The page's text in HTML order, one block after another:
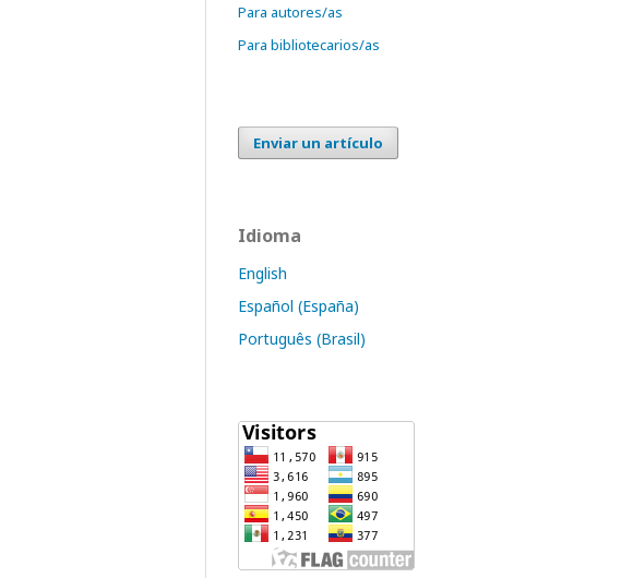
Para autores/as
Para bibliotecarios/as
Enviar un artículo
Idioma
English
Español (España)
Português (Brasil)